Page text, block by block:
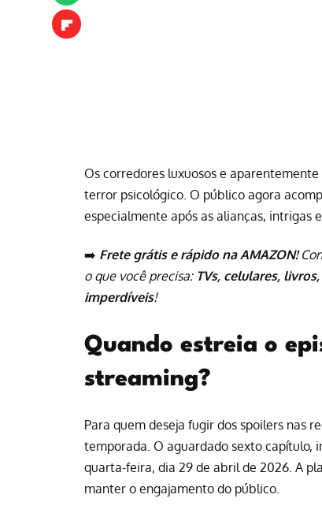
Os corredores luxuosos e
terror psicológico. O público agora
especialmente após as alianças, intrigas
➡️ Frete grátis e rápido na AMAZON!
o que você precisa: TVs, celulares,
imperdíveis!
Quando estreia o
streaming?
Para quem deseja fugir dos spoilers nas
temporada. O aguardado sexto capítulo,
quarta-feira, dia 29 de abril de 2026. A
manter o engajamento do público.